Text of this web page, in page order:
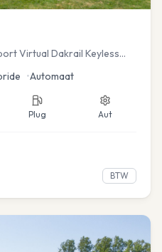
Virtual Dakrail Keyless
•Automaat
Plug Aut
BTW